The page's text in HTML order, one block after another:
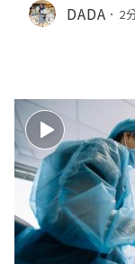
DADA 2